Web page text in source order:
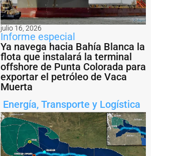
julio 16, 2026
Informe especial
Ya navega hacia Bahía Blanca la
flota que instalará la terminal
offshore de Punta Colorada para
exportar el petróleo de Vaca
Muerta
Energía, Transporte y Logística